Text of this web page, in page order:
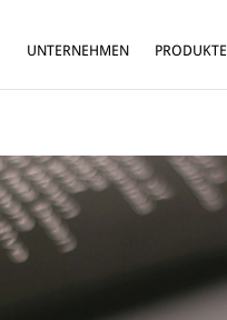
UNTERNEHMEN
PRODUKTE
STEHLEUCHTE
WANDLEUCHTE